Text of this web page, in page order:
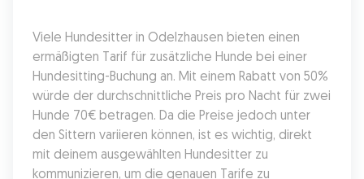
Viele Hundesitter in Odelzhausen bieten einen
ermäßigten Tarif für zusätzliche Hunde bei einer
Hundesitting-Buchung an. Mit einem Rabatt von 50%
würde der durchschnittliche Preis pro Nacht für zwei
Hunde 70€ betragen. Da die Preise jedoch unter
den Sittern variieren können, ist es wichtig, direkt
mit deinem ausgewählten Hundesitter zu
kommunizieren, um die genauen Tarife zu